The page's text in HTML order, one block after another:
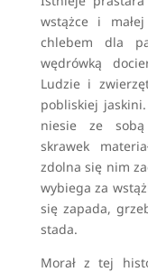
wstążce i
chlebem dla
wędrówką
Ludzie i
pobliskiej
niesie ze sobą
skrawek
zdolna się nim
wybiega za
się zapada,
stada.
Morał z tej